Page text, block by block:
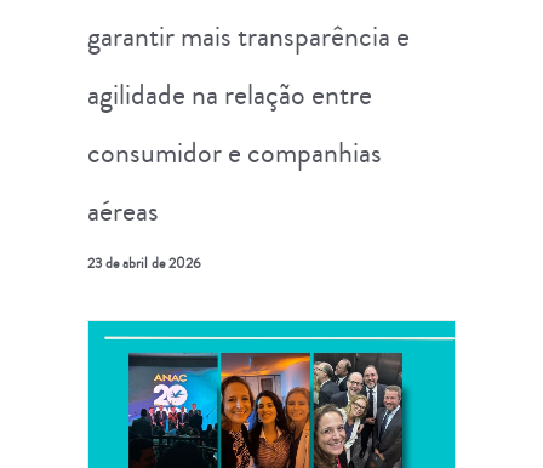
garantir mais transparência e
agilidade na relação entre
consumidor e companhias
aéreas
23 de abril de 2026